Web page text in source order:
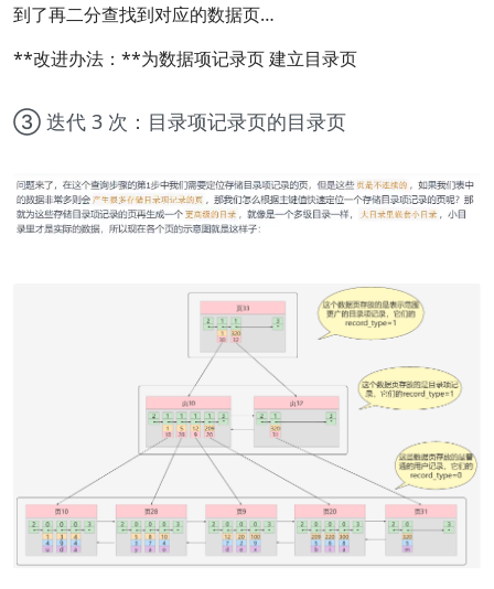
到了再二分查找到对应的数据页…
**改进办法：**为数据项记录页 建立目录页
③ 迭代 3 次：目录项记录页的目录页